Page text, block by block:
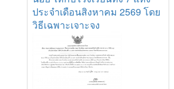
ประจำเดือนสิงหาคม 2569 โดย
วิธีเฉพาะเจาะจง